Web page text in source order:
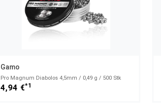
Gamo
Pro Magnum Diabolos 4,5mm / 0,49 g / 500 Stk
4,94 €*1